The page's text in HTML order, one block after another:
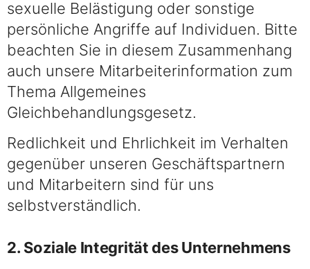
sexuelle Belästigung oder sonstige
persönliche Angriffe auf Individuen. Bitte
beachten Sie in diesem Zusammenhang
auch unsere Mitarbeiterinformation zum
Thema Allgemeines
Gleichbehandlungsgesetz.
Redlichkeit und Ehrlichkeit im Verhalten
gegenüber unseren Geschäftspartnern
und Mitarbeitern sind für uns
selbstverständlich.
2. Soziale Integrität des Unternehmens